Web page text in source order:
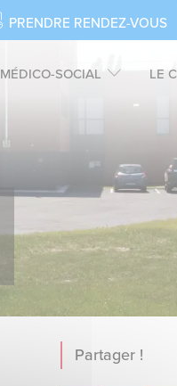
PRENDRE RENDEZ-VOUS
MÉDICO-SOCIAL LE
Partager !